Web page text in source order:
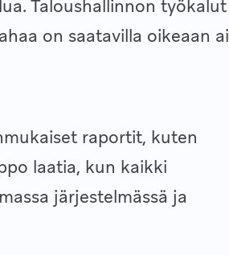
Taloushallinnon työkalut
on saatavilla oikeaan
raportit, kuten
laatia, kun kaikki
järjestelmässä ja